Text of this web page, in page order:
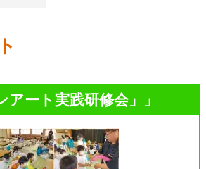
アート実践研修会」」